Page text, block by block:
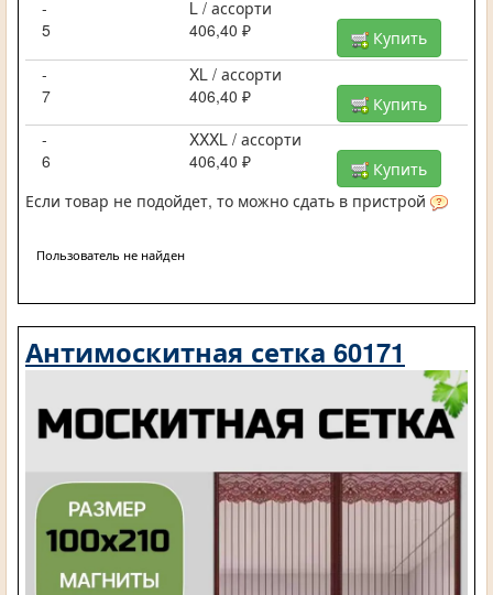
-
L / ассорти
5
406,40 ₽
Купить
-
XL / ассорти
7
406,40 ₽
Купить
-
XXXL / ассорти
6
406,40 ₽
Купить
Если товар не подойдет, то можно сдать в пристрой
Пользователь не найден
Антимоскитная сетка 60171